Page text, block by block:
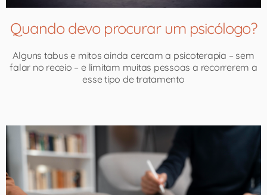
Quando devo procurar um psicólogo?
Alguns tabus e mitos ainda cercam a psicoterapia – sem
falar no receio – e limitam muitas pessoas a recorrerem a
esse tipo de tratamento